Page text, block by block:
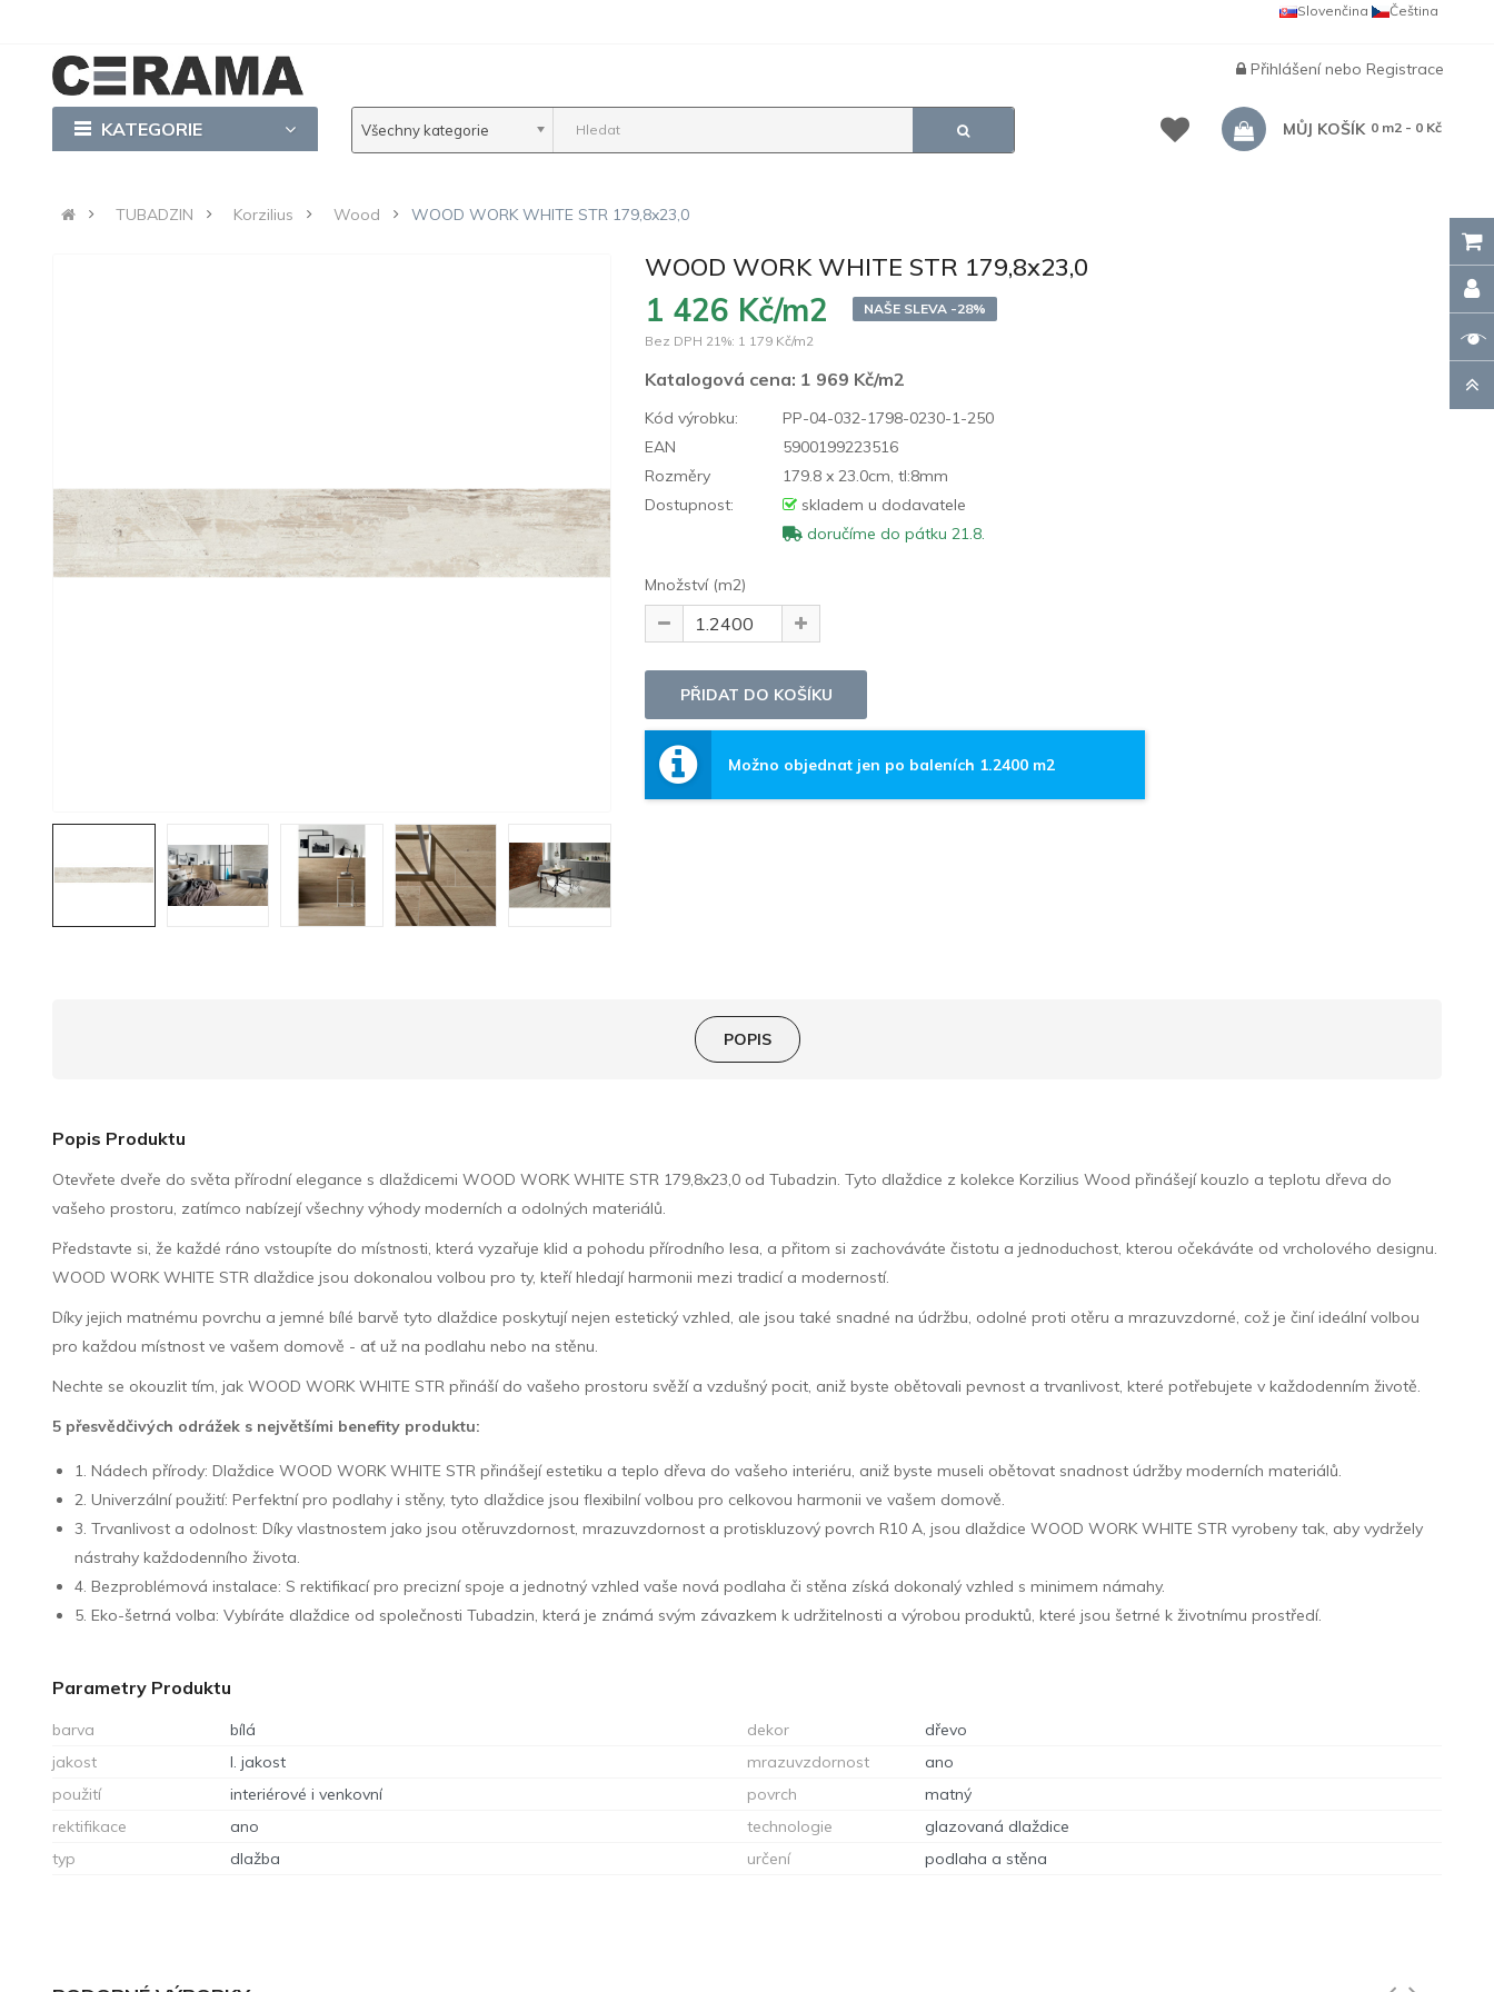
Čeština
Slovenčina
Přihlášenínebo Registrace
KATEGORIE Všechny kategorie MŮJ KOŠÍK 0 m2 - 0 Kč
TUBADZIN Korzilius Wood WOOD WORK WHITE STR 179,8x23,0
WOOD WORK WHITE STR 179,8x23,0
1 426 Kč/m2
NAŠE SLEVA -28%
Bez DPH 21%: 1 179 Kč/m2
Katalogová cena: 1 969 Kč/m2
Kód výrobku:
PP-04-032-1798-0230-1-250
EAN
5900199223516
Rozměry
179.8 x 23.0cm, tl:8mm
Dostupnost:
skladem u dodavatele
doručíme do pátku 21.8.
Množství (m2)
Možno objednat jen po baleních 1.2400 m2
POPIS
Popis Produktu
Otevřete dveře do světa přírodní elegance s dlaždicemi WOOD WORK WHITE STR 179,8x23,0 od Tubadzin. Tyto dlaždice z kolekce Korzilius Wood přinášejí kouzlo a teplotu dřeva do
vašeho prostoru, zatímco nabízejí všechny výhody moderních a odolných materiálů.
Představte si, že každé ráno vstoupíte do místnosti, která vyzařuje klid a pohodu přírodního lesa, a přitom si zachováváte čistotu a jednoduchost, kterou očekáváte od vrcholového designu.
WOOD WORK WHITE STR dlaždice jsou dokonalou volbou pro ty, kteří hledají harmonii mezi tradicí a moderností.
Díky jejich matnému povrchu a jemné bílé barvě tyto dlaždice poskytují nejen estetický vzhled, ale jsou také snadné na údržbu, odolné proti otěru a mrazuvzdorné, což je činí ideální volbou
pro každou místnost ve vašem domově - ať už na podlahu nebo na stěnu.
Nechte se okouzlit tím, jak WOOD WORK WHITE STR přináší do vašeho prostoru svěží a vzdušný pocit, aniž byste obětovali pevnost a trvanlivost, které potřebujete v každodenním životě.
5 přesvědčivých odrážek s největšími benefity produktu:
1. Nádech přírody: Dlaždice WOOD WORK WHITE STR přinášejí estetiku a teplo dřeva do vašeho interiéru, aniž byste museli obětovat snadnost údržby moderních materiálů.
2. Univerzální použití: Perfektní pro podlahy i stěny, tyto dlaždice jsou flexibilní volbou pro celkovou harmonii ve vašem domově.
3. Trvanlivost a odolnost: Díky vlastnostem jako jsou otěruvzdornost, mrazuvzdornost a protiskluzový povrch R10 A, jsou dlaždice WOOD WORK WHITE STR vyrobeny tak, aby vydržely
nástrahy každodenního života.
4. Bezproblémová instalace: S rektifikací pro precizní spoje a jednotný vzhled vaše nová podlaha či stěna získá dokonalý vzhled s minimem námahy.
5. Eko-šetrná volba: Vybíráte dlaždice od společnosti Tubadzin, která je známá svým závazkem k udržitelnosti a výrobou produktů, které jsou šetrné k životnímu prostředí.
Parametry Produktu
barva bílá dekor
dřevo
jakost
I. jakost mrazuvzdornost
ano
použití
interiérové i venkovní povrch
matný
rektifikace
ano technologie
glazovaná dlaždice
typ
dlažba určení podlaha a stěna